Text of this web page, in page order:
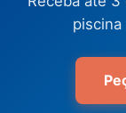
piscina